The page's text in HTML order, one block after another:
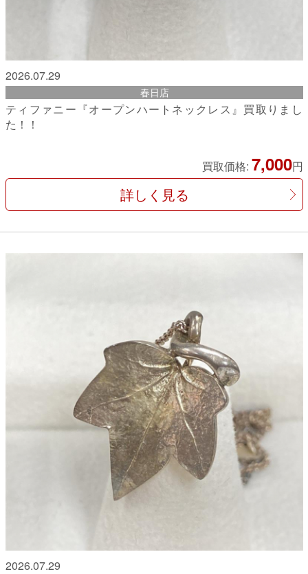
2026.07.29
春日店
ティファニー『オープンハートネックレス』買取りまし
た！！
買取価格: 7,000円
詳しく見る
2026.07.29